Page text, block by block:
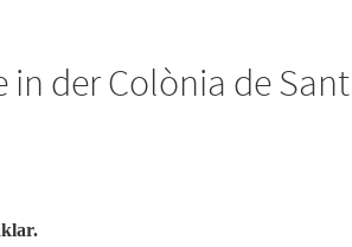
in der Colònia de Sant